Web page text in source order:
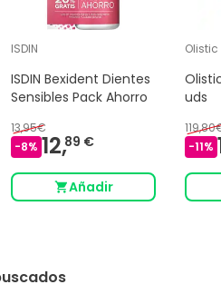
ISDIN
ISDIN Bexident Dientes
Sensibles Pack Ahorro
13,95€
-8% 12,89 €
Añadir
Olistic
uds
-11%